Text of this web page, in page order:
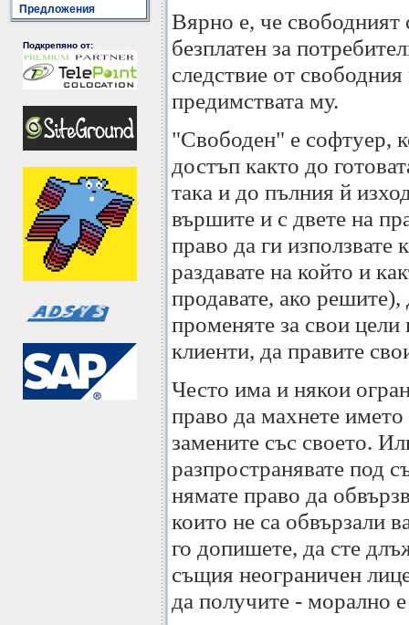
Предложения
Подкрепяно от:
Вярно е, че свободният
безплатен за
следствие от
предимствата му.
"Свободен" е софтуер,
достъп както до
така и до пълния й
вършите и с двете на
право да ги използвате
раздавате на който и
продавате, ако решите),
променяте за свои
клиенти, да правите
Често има и някои
право да махнете
замените със своето.
разпространявате под
нямате право да
които не са обвързали
го допишете, да сте
същия неограничен
да получите - морално